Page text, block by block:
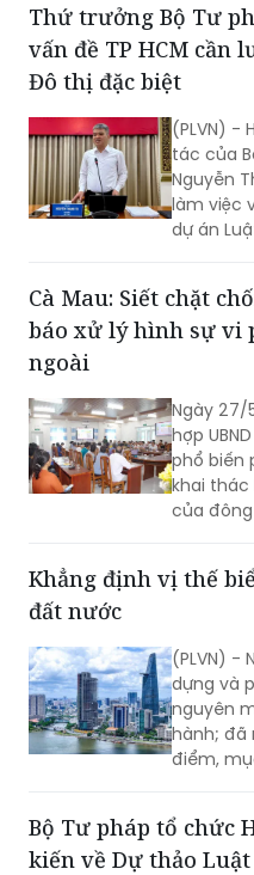
Thứ trưởng Bộ Tư
vấn đề TP HCM cần
Đô thị đặc biệt
(PLVN) -
tác của
Nguyễn
làm việc
dự án
Cà Mau: Siết chặt
báo xử lý hình sự vi
ngoài
Ngày 27/
hợp
phổ biến
khai thác
của
Khẳng định vị thế
đất nước
(PLVN) -
dựng và
nguyên
hành; đã
điểm,
Nam
vọng
Bộ Tư pháp tổ chức
kiến về Dự thảo